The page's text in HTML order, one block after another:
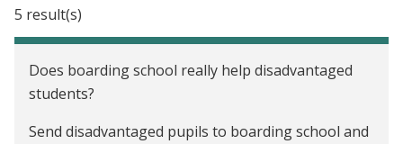
5 result(s)
Does boarding school really help disadvantaged
students?
Send disadvantaged pupils to boarding school and